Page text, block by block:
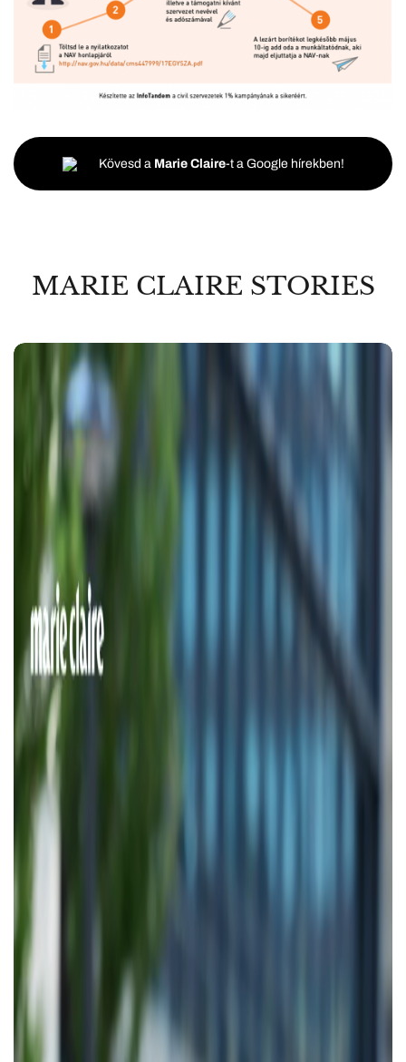
Kövesd a Marie Claire-t a Google hírekben!
MARIE CLAIRE STORIES